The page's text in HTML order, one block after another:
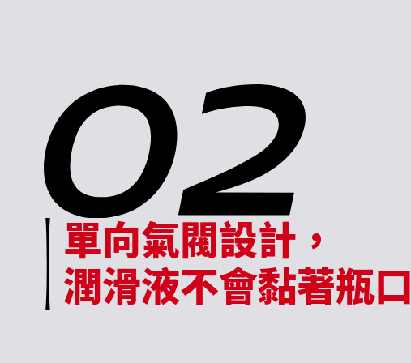
單向氣閥設計，
潤滑液不會黏著瓶口